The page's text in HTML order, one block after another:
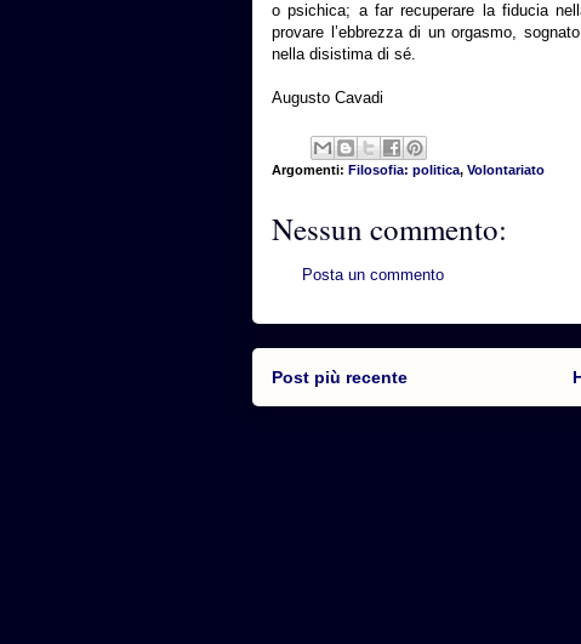
o psichica; a far recuperare la fiducia
provare l’ebbrezza di un orgasmo,
nella disistima di sé.
Augusto Cavadi
Argomenti: Filosofia: politica, Volontariato
Nessun commento:
Posta un commento
Post più recente